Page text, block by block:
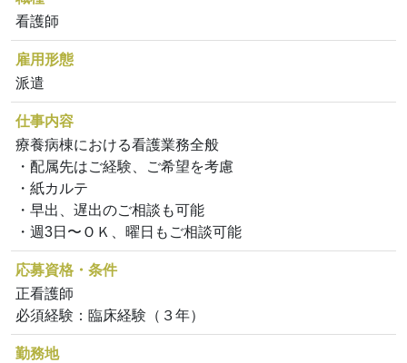
看護師
雇用形態
派遣
仕事内容
療養病棟における看護業務全般
・配属先はご経験、ご希望を考慮
・紙カルテ
・早出、遅出のご相談も可能
・週3日〜ＯＫ、曜日もご相談可能
応募資格・条件
正看護師
必須経験：臨床経験（３年）
勤務地